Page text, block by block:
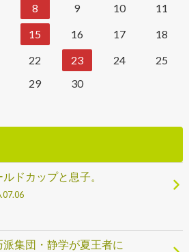
8 9 10
11
15 16 17
18
22 23 24
25
29
30
ルドカップと息子。
派集団・静学が夏王者に